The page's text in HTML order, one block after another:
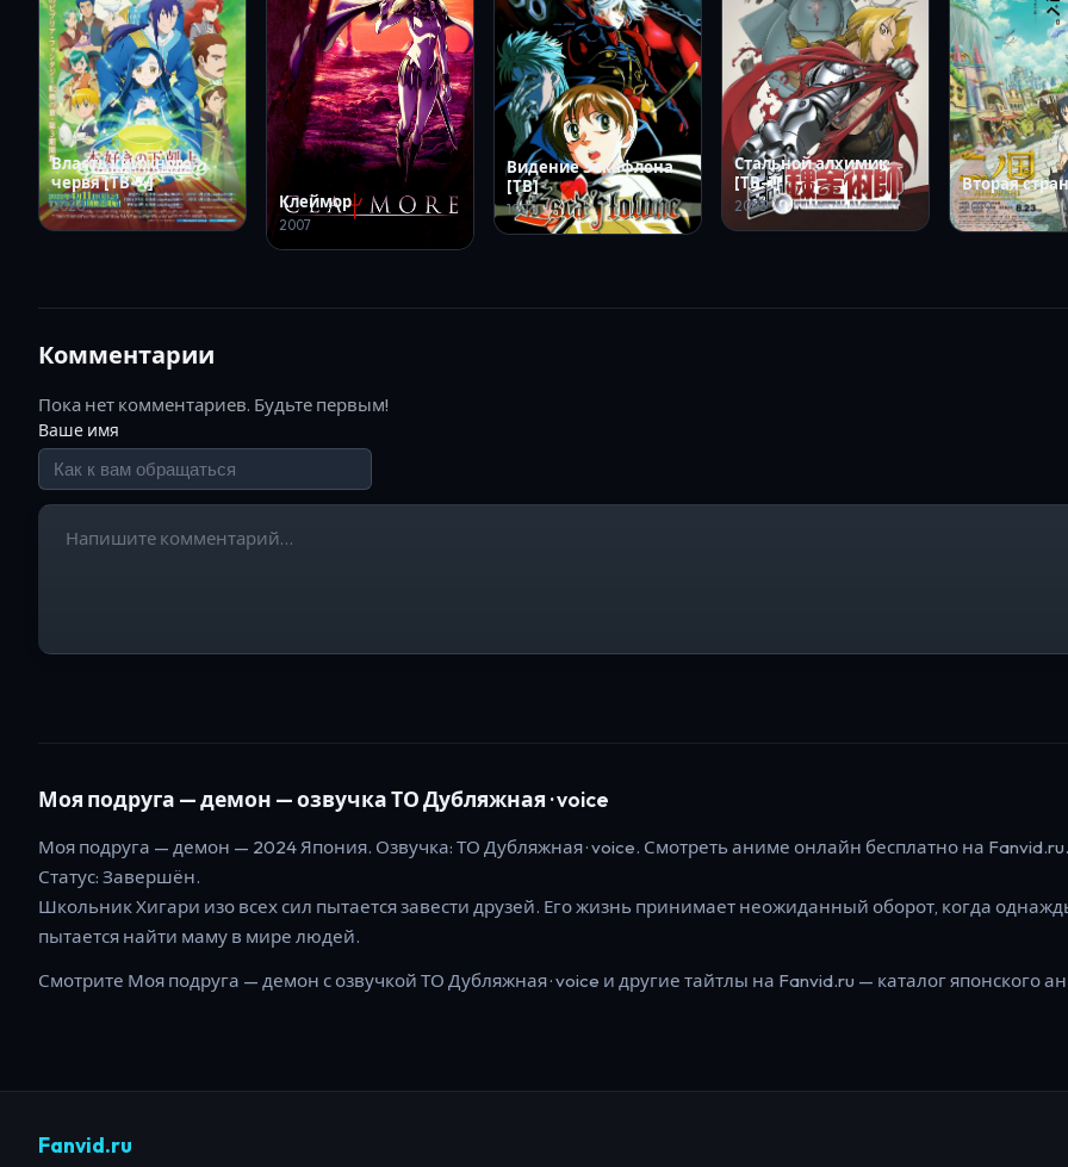
Власть книжного
червя [ТВ-4]
2026 Клеймор
2007
Видение Эскафлона
[ТВ]
1996
Стальной алхимик
[ТВ-1]
2003
Вторая
2019
Комментарии
Пока нет комментариев. Будьте первым!
Ваше имя
Моя подруга — демон — озвучка ТО Дубляжная · voice
Моя подруга — демон — 2024Япония. Озвучка: ТО Дубляжная · voice. Смотреть аниме онлайн бесплатно на Fanvid.ru.
Статус: Завершён.
Школьник Хигари изо всех сил пытается завести друзей. Его жизнь принимает неожиданный оборот, когда
пытается найти маму в мире людей.
Смотрите Моя подруга — демон с озвучкой ТО Дубляжная · voice и другие тайтлы на Fanvid.ru — каталог японского
Fanvid.ru